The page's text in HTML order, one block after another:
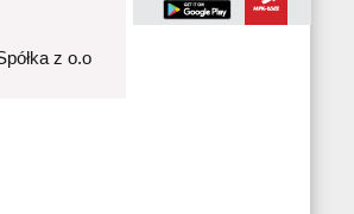
z o.o